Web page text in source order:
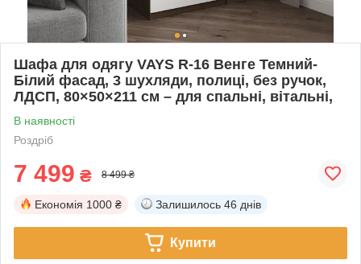
Шафа для одягу VAYS R-16 Венге Темний-
Білий фасад, 3 шухляди, полиці, без ручок,
ЛДСП, 80×50×211 см – для спальні, вітальні,
В наявності
Роздріб
7 499 ₴ 8 499 ₴
Економія 1000 ₴ Залишилось 46 днів
Купити